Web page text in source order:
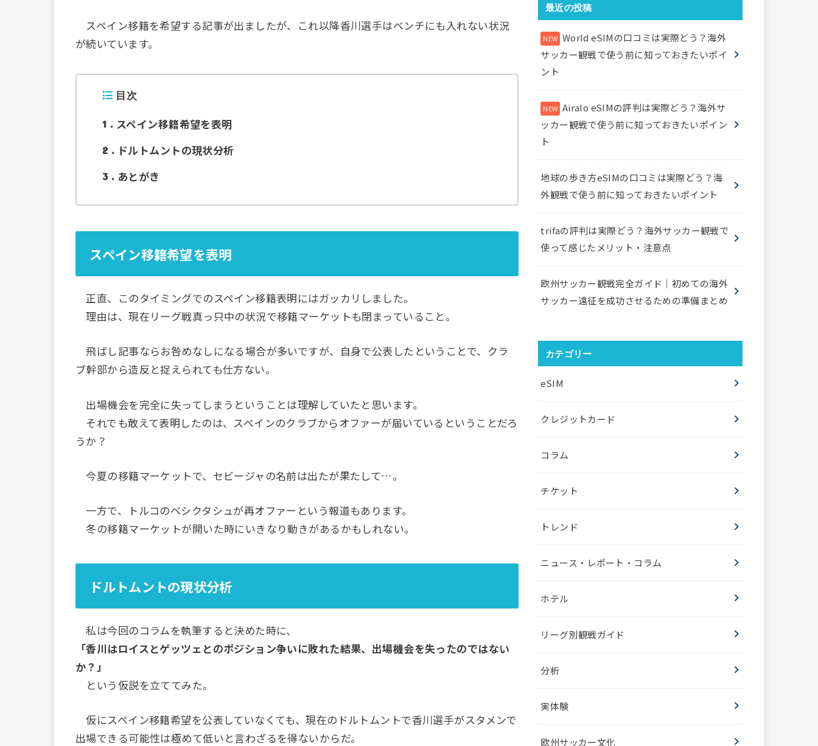
スペイン移籍を希望する記事が出ましたが、これ以降香川選手はベンチにも入れない状況
が続いています。
目次
1 スペイン移籍希望を表明
2 ドルトムントの現状分析
3 あとがき
スペイン移籍希望を表明
正直、このタイミングでのスペイン移籍表明にはガッカリしました。
理由は、現在リーグ戦真っ只中の状況で移籍マーケットも閉まっていること。
飛ばし記事ならお咎めなしになる場合が多いですが、自身で公表したということで、クラ
ブ幹部から造反と捉えられても仕方ない。
出場機会を完全に失ってしまうということは理解していたと思います。
それでも敢えて表明したのは、スペインのクラブからオファーが届いているということだろ
うか？
今夏の移籍マーケットで、セビージャの名前は出たが果たして…。
一方で、トルコのベシクタシュが再オファーという報道もあります。
冬の移籍マーケットが開いた時にいきなり動きがあるかもしれない。
ドルトムントの現状分析
私は今回のコラムを執筆すると決めた時に、
「香川はロイスとゲッツェとのポジション争いに敗れた結果、出場機会を失ったのではない
か？」
という仮説を立ててみた。
仮にスペイン移籍希望を公表していなくても、現在のドルトムントで香川選手がスタメンで
出場できる可能性は極めて低いと言わざるを得ないからだ。
最近の投稿
World eSIMの口コミは実際どう？海外
サッカー観戦で使う前に知っておきたいポイ
ント
Airalo eSIMの評判は実際どう？海外サ
ッカー観戦で使う前に知っておきたいポイン
ト
地球の歩き方eSIMの口コミは実際どう？海
外観戦で使う前に知っておきたいポイント
trifaの評判は実際どう？海外サッカー観戦で
使って感じたメリット・注意点
欧州サッカー観戦完全ガイド｜初めての海外
サッカー遠征を成功させるための準備まとめ
カテゴリー
eSIM
クレジットカード
コラム
チケット
トレンド
ニュース・レポート・コラム
ホテル
リーグ別観戦ガイド
分析
実体験
欧州サッカー文化